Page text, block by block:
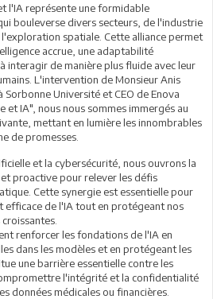
l'IA représente une formidable
bouleverse divers secteurs, de l'industrie
l'exploration spatiale. Cette alliance permet
accrue, une adaptabilité
interagir de manière plus fluide avec leur
L'intervention de Monsieur Anis
Sorbonne Université et CEO de Enova
IA", nous nous sommes immergés au
mettant en lumière les innombrables
de promesses.
et la cybersécurité, nous ouvrons la
proactive pour relever les défis
Cette synergie est essentielle pour
efficace de l'IA tout en protégeant nos
renforcer les fondations de l'IA en
dans les modèles et en protégeant les
une barrière essentielle contre les
l'intégrité et la confidentialité
données médicales ou financières.